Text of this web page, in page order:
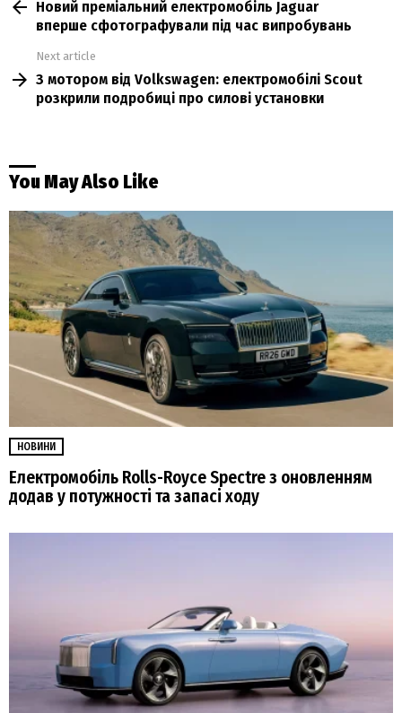
moreНовий преміальний електромобіль Jaguar
вперше сфотографували під час випробувань
Next article
З мотором від Volkswagen: електромобілі Scout
розкрили подробиці про силові установки
You May Also Like
НОВИНИ
Електромобіль Rolls-Royce Spectre з оновленням
додав у потужності та запасі ходу